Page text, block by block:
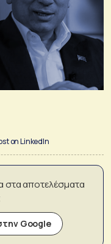
on LinkedIn
στα αποτελέσματα
Google